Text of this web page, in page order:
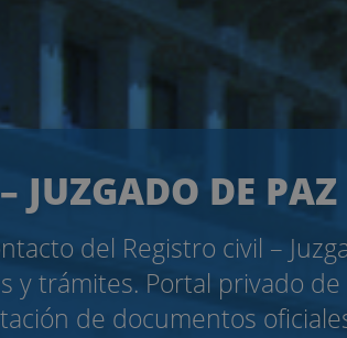
JUZGADO DE
del Registro civil –
y trámites. Portal privado
de documentos